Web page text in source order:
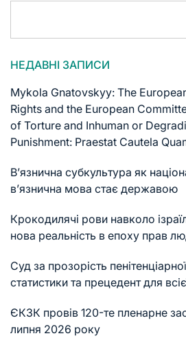
НЕДАВНІ ЗАПИСИ
Mykola Gnatovskyy: The
Rights and the European
of Torture and Inhuman or
Punishment: Praestat Cautela
В’язнична субкультура як
в’язнична мова стає державою
Крокодилячі рови навколо
нова реальність в епоху прав
Суд за прозорість
статистики та прецедент для
ЄКЗК провів 120-те пленарне
липня 2026 року